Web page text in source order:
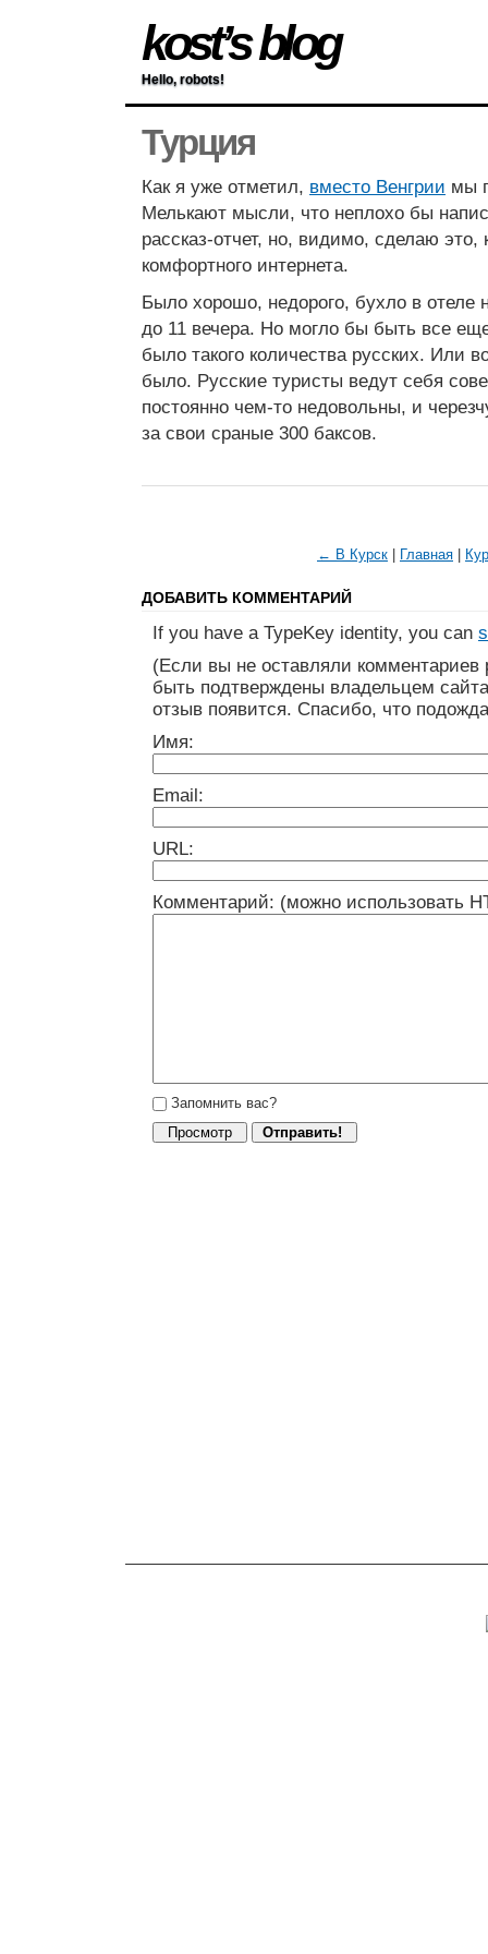
kost’s blog
Hello, robots!
Турция
Как я уже отметил, вместо Венгрии мы
Мелькают мысли, что неплохо бы
рассказ-отчет, но, видимо, сделаю это,
комфортного интернета.
Было хорошо, недорого, бухло в отеле
до 11 вечера. Но могло бы быть все
было такого количества русских. Или
было. Русские туристы ведут себя
постоянно чем-то недовольны, и
за свои сраные 300 баксов.
← В Курск Главная
ДОБАВИТЬ КОММЕНТАРИЙ
If you have a TypeKey identity, you can
(Если вы не оставляли
быть подтверждены владельцем
отзыв появится. Спасибо, что
Имя:
Email:
URL:
Комментарий: (можно использовать
Запомнить вас?